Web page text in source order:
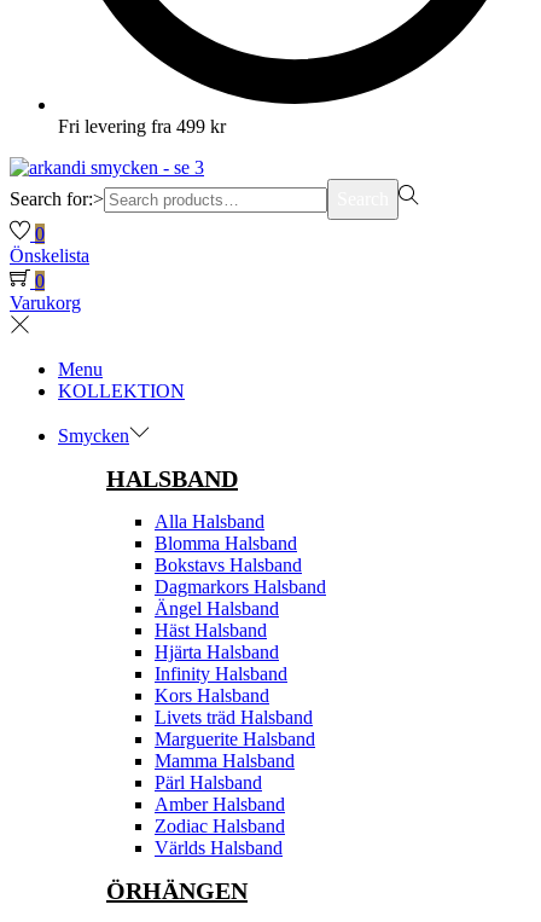
Fri levering fra 499 kr
Search for:>
0
Önskelista
0
Varukorg
Menu
KOLLEKTION
Smycken
HALSBAND
Alla Halsband
Blomma Halsband
Bokstavs Halsband
Dagmarkors Halsband
Ängel Halsband
Häst Halsband
Hjärta Halsband
Infinity Halsband
Kors Halsband
Livets träd Halsband
Marguerite Halsband
Mamma Halsband
Pärl Halsband
Amber Halsband
Zodiac Halsband
Världs Halsband
ÖRHÄNGEN